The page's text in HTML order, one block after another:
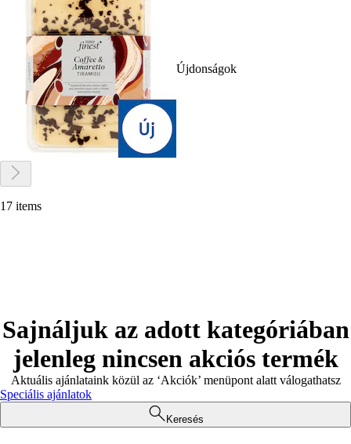
Újdonságok
17 items
Sajnáljuk az adott kategóriában
jelenleg nincsen akciós termék
Aktuális ajánlataink közül az ‘Akciók’ menüpont alatt válogathatsz
Speciális ajánlatok
Keresés